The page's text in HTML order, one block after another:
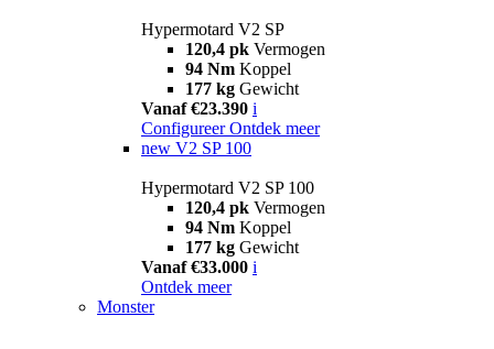
Hypermotard V2 SP
120,4 pk Vermogen
94 Nm Koppel
177 kg Gewicht
Vanaf €23.390 i
Configureer Ontdek meer
new V2 SP 100
Hypermotard V2 SP 100
120,4 pk Vermogen
94 Nm Koppel
177 kg Gewicht
Vanaf €33.000 i
Ontdek meer
Monster